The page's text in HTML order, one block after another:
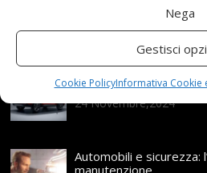
Nega
Gestisci
Cookie PolicyInformativa Cookie
Range Rover: un’icona
25 Novembre,2024
Nuova MG ZS Hybrid+:
24 Novembre,2024
Automobili e sicurezza:
manutenzione